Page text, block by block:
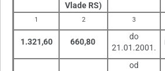
Vlade RS)
1 2 3
1.321,60 660,80
do
21.01.2001.
od